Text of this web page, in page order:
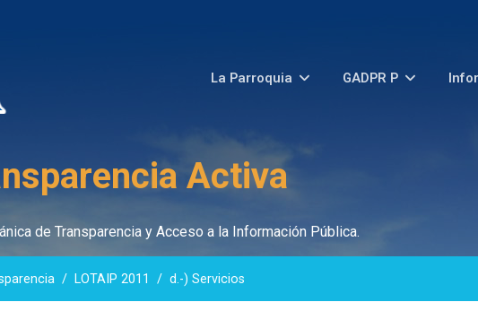
La Parroquia GADPR P
Activa
de Transparencia y Acceso a la Información Pública.
LOTAIP 2011 d.-) Servicios